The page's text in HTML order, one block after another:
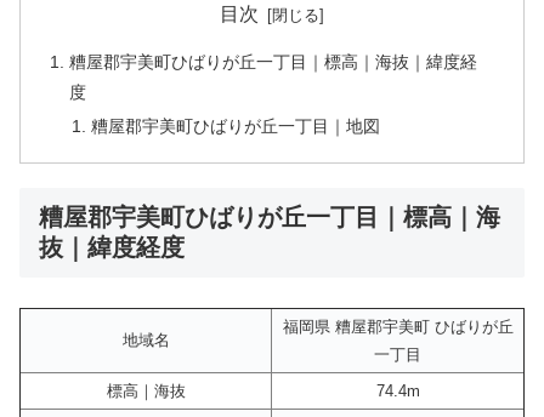
目次
糟屋郡宇美町ひばりが丘一丁目｜標高｜海抜｜緯度経
度
糟屋郡宇美町ひばりが丘一丁目｜地図
糟屋郡宇美町ひばりが丘一丁目｜標高｜海
抜｜緯度経度
地域名
福岡県 糟屋郡宇美町 ひばりが丘
一丁目
標高｜海抜
74.4m